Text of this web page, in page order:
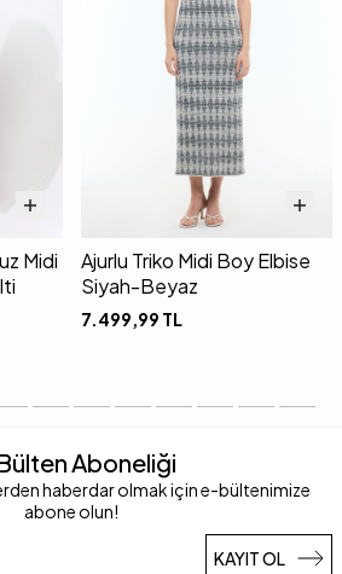
Midi
Ajurlu Triko Midi Boy Elbise
Siyah-Beyaz
7.499,99 TL
Aboneliği
haberdar olmak için e-bültenimize
abone olun!
KAYIT OL